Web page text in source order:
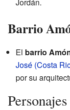
Barrio
El barrio
José (Costa
por su